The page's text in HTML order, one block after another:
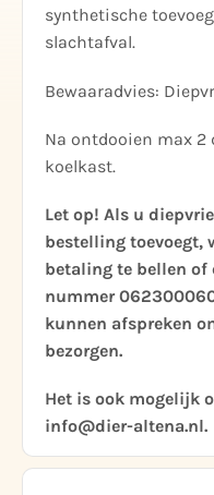
synthetische
slachtafval.
Bewaaradvies:
Na ontdooien max 2
koelkast.
Let op! Als u
bestelling toevoegt,
betaling te bellen of
nummer
kunnen afspreken
bezorgen.
Het is ook mogelijk
info@dier-altena.nl.